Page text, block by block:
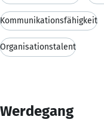
Kommunikationsfähigkeit
Organisationstalent
Werdegang